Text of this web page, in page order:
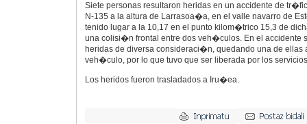
Siete personas resultaron heridas en un accidente de
N-135 a la altura de Larrasoa�a, en el valle navarro de
tenido lugar a la 10,17 en el punto kilom�trico 15,3 de
una colisi�n frontal entre dos veh�culos. En el accidente
heridas de diversa consideraci�n, quedando una de ellas
veh�culo, por lo que tuvo que ser liberada por los
Los heridos fueron trasladados a Iru�ea.